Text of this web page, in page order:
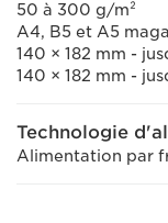
50 à 300 g/m²
A4, B5 et A5
140 × 182 mm -
140 × 182 mm -
Technologie
Alimentation par